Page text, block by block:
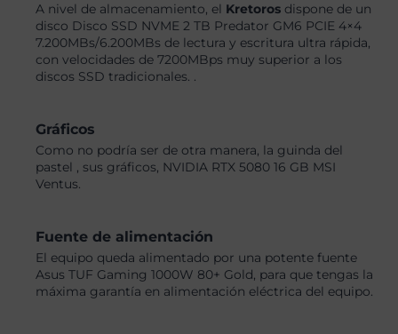
A nivel de almacenamiento, el Kretoros dispone de un
disco Disco SSD NVME 2 TB Predator GM6 PCIE 4×4
7.200MBs/6.200MBs de lectura y escritura ultra rápida,
con velocidades de 7200MBps muy superior a los
discos SSD tradicionales. .
Gráficos
Como no podría ser de otra manera, la guinda del
pastel , sus gráficos, NVIDIA RTX 5080 16 GB MSI
Ventus.
Fuente de alimentación
El equipo queda alimentado por una potente fuente
Asus TUF Gaming 1000W 80+ Gold, para que tengas la
máxima garantía en alimentación eléctrica del equipo.